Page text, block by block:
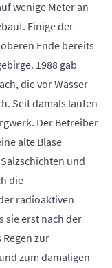
wenige Meter an
Einige der
Ende bereits
1988 gab
die vor Wasser
Seit damals laufen
Der Betreiber
alte Blase
und
die
radioaktiven
sie erst nach der
zur
zum damaligen